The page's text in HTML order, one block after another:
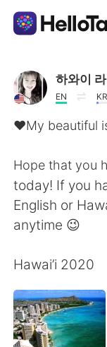
語学交換アプ
AI Grammar
English
Deutsch
하와이
EN KR
❤️My beautiful
Hope that you
today! If you
English or
anytime 😉
Hawai’i 2020